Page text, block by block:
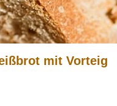
mit Vorteig